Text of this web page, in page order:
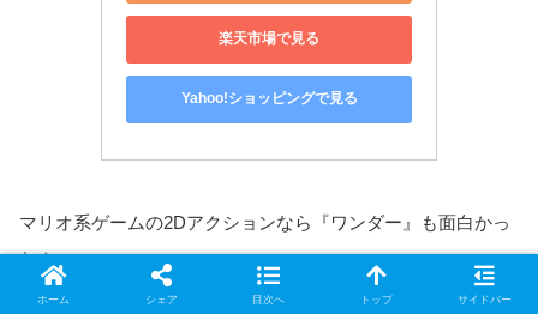
楽天市場で見る
Yahoo!ショッピングで見る
マリオ系ゲームの2Dアクションなら『ワンダー』も面白かっ
た！
ホーム シェア 目次へ トップ サイドバー